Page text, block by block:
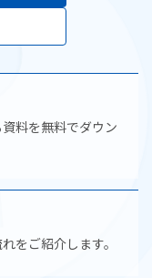
料を無料でダウン
をご紹介します。